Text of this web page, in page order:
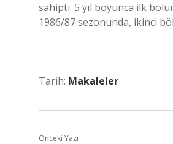
sahipti. 5 yıl boyunca ilk
1986/87 sezonunda, ikinci
Tarih: Makaleler
Önceki Yazı